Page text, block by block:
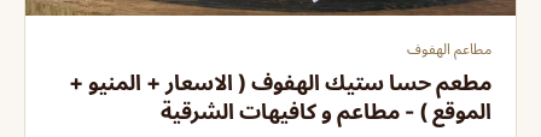
مطاعم الهفوف
مطعم حسا ستيك الهفوف ( الاسعار + المنيو +
الموقع ) - مطاعم و كافيهات الشرقية